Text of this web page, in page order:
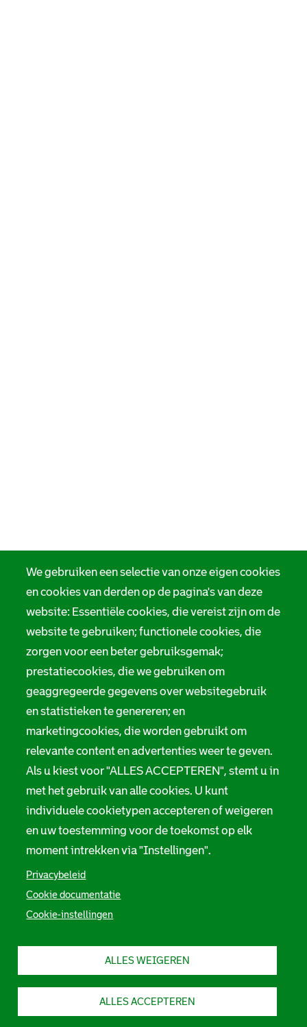
We gebruiken een selectie van onze eigen cookies
en cookies van derden op de pagina's van deze
website: Essentiële cookies, die vereist zijn om de
website te gebruiken; functionele cookies, die
zorgen voor een beter gebruiksgemak;
prestatiecookies, die we gebruiken om
geaggregeerde gegevens over websitegebruik
en statistieken te genereren; en
marketingcookies, die worden gebruikt om
relevante content en advertenties weer te geven.
Als u kiest voor "ALLES ACCEPTEREN", stemt u in
met het gebruik van alle cookies. U kunt
individuele cookietypen accepteren of weigeren
en uw toestemming voor de toekomst op elk
moment intrekken via "Instellingen".
Privacybeleid
Cookie documentatie
Cookie-instellingen
ALLES WEIGEREN
ALLES ACCEPTEREN